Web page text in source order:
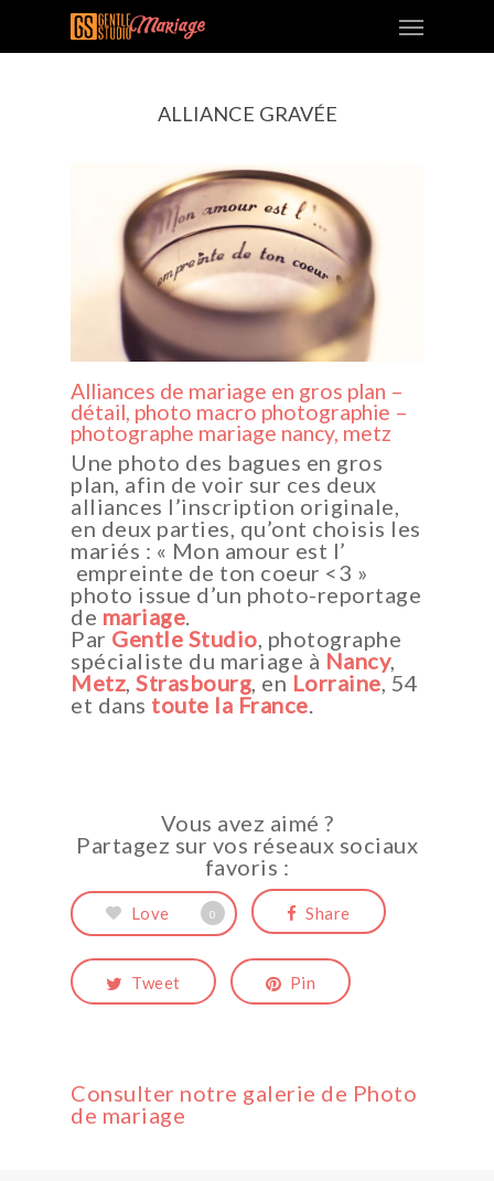
ALLIANCE GRAVÉE
Alliances de mariage en gros plan –
détail, photo macro photographie –
photographe mariage nancy, metz
Une photo des bagues en gros
plan, afin de voir sur ces deux
alliances l’inscription originale,
en deux parties, qu’ont choisis les
mariés : « Mon amour est l’
empreinte de ton coeur <3 »
photo issue d’un photo-reportage
de mariage.
Par Gentle Studio, photographe
spécialiste du mariage à Nancy,
Metz, Strasbourg, en Lorraine, 54
et dans toute la France.
Vous avez aimé ?
Partagez sur vos réseaux sociaux
favoris :
Love 0 Share
Tweet Pin
Consulter notre galerie de Photo
de mariage